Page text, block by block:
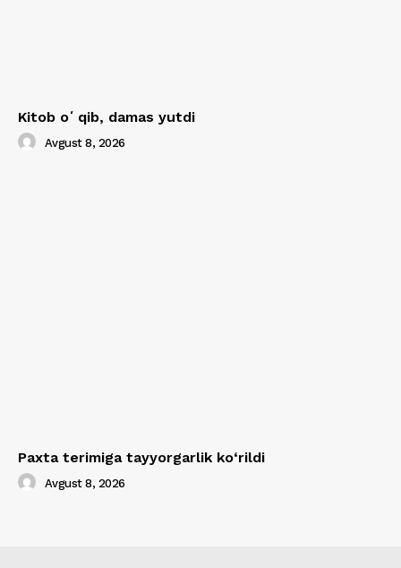
Kitob oʻqib, damas yutdi
Avgust 8, 2026
Paxta terimiga tayyorgarlik ko‘rildi
Avgust 8, 2026